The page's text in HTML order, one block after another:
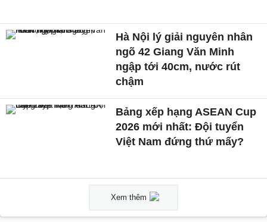
Hà Nội lý giải nguyên nhân
ngõ 42 Giang Văn Minh
ngập tới 40cm, nước rút
chậm
Bảng xếp hạng ASEAN Cup
2026 mới nhất: Đội tuyển
Việt Nam đứng thứ mấy?
Xem thêm